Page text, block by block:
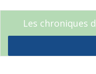
Les chroniques